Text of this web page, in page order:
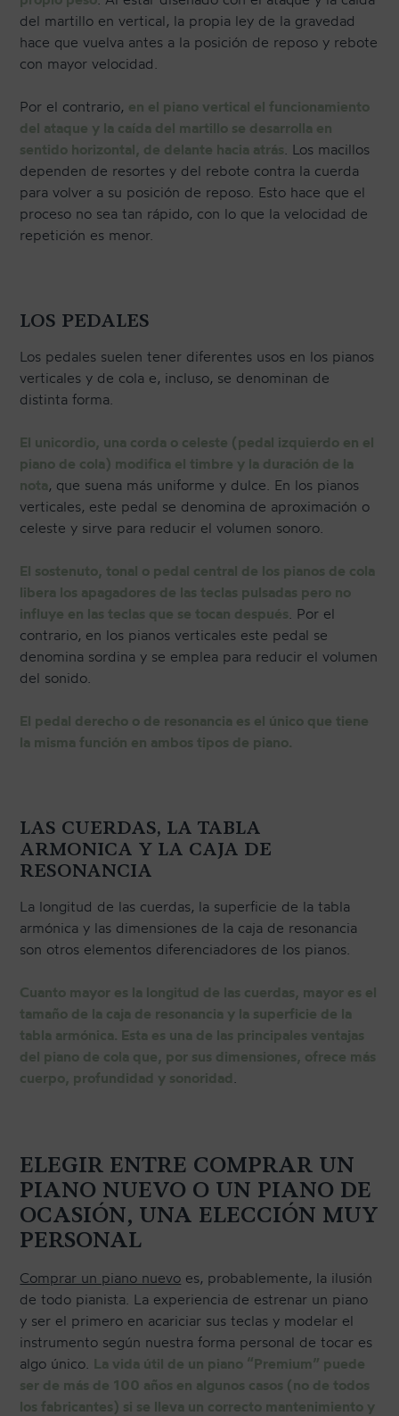
del martillo en vertical, la propia ley de la gravedad
hace que vuelva antes a la posición de reposo y rebote
con mayor velocidad.
Por el contrario, en el piano vertical el funcionamiento
del ataque y la caída del martillo se desarrolla en
sentido horizontal, de delante hacia atrás . Los macillos
dependen de resortes y del rebote contra la cuerda
para volver a su posición de reposo. Esto hace que el
proceso no sea tan rápido, con lo que la velocidad de
repetición es menor.
LOS PEDALES
Los pedales suelen tener diferentes usos en los pianos
verticales y de cola e, incluso, se denominan de
distinta forma.
El unicordio, una corda o celeste (pedal izquierdo en el
piano de cola) modifica el timbre y la duración de la
nota, que suena más uniforme y dulce. En los pianos
verticales, este pedal se denomina de aproximación o
celeste y sirve para reducir el volumen sonoro.
El sostenuto, tonal o pedal central de los pianos de cola
libera los apagadores de las teclas pulsadas pero no
influye en las teclas que se tocan después . Por el
contrario, en los pianos verticales este pedal se
denomina sordina y se emplea para reducir el volumen
del sonido.
El pedal derecho o de resonancia es el único que tiene
la misma función en ambos tipos de piano.
LAS CUERDAS, LA TABLA
ARMONICA Y LA CAJA DE
RESONANCIA
La longitud de las cuerdas, la superficie de la tabla
armónica y las dimensiones de la caja de resonancia
son otros elementos diferenciadores de los pianos.
Cuanto mayor es la longitud de las cuerdas, mayor es el
tamaño de la caja de resonancia y la superficie de la
tabla armónica. Esta es una de las principales ventajas
del piano de cola que, por sus dimensiones, ofrece más
cuerpo, profundidad y sonoridad
ELEGIR ENTRE COMPRAR UN
PIANO NUEVO O UN PIANO DE
OCASIÓN, UNA ELECCIÓN MUY
PERSONAL
Comprar un piano nuevo es, probablemente, la ilusión
de todo pianista. La experiencia de estrenar un piano
y ser el primero en acariciar sus teclas y modelar el
instrumento según nuestra forma personal de tocar es
algo único. La vida útil de un piano “Premium” puede
ser de más de 100 años en algunos casos (no de todos
los fabricantes) si se lleva un correcto mantenimiento y